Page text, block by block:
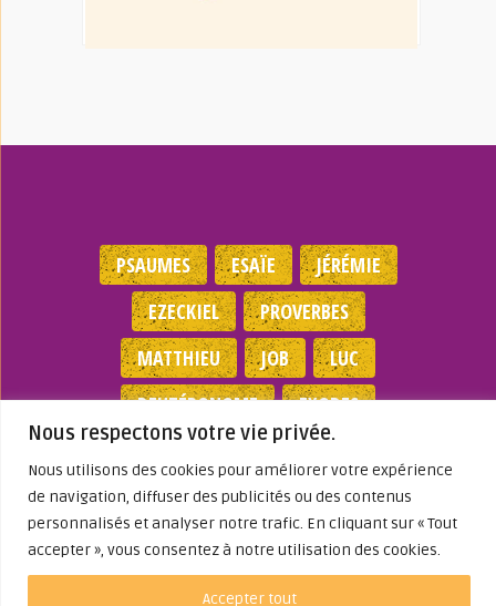
Nous respectons votre vie privée.
Nous utilisons des cookies pour améliorer votre expérience
de navigation, diffuser des publicités ou des contenus
personnalisés et analyser notre trafic. En cliquant sur « Tout
accepter », vous consentez à notre utilisation des cookies.
Accepter tout
PSAUMES ESAÏE
JÉRÉMIE
EZECKIEL
PROVERBES
MATTHIEU
JOB
LUC
DEUTÉRONOME
EXODES
NOMBRES
Mentions légales
confidentialité
Dieu A Agi
Dans ma Vie